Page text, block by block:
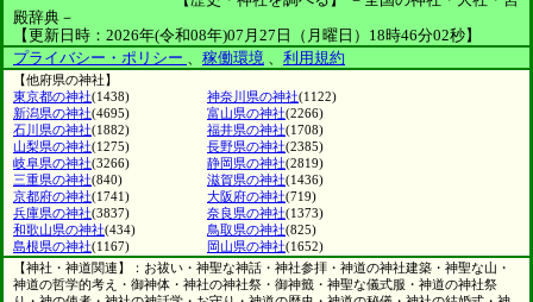
殿辞典－
【更新日時：2026年(令和08年)07月27日（月曜日）18時46分02秒】
プライバシー・ポリシー 、 稼働環境 、 利用規約
【他府県の神社】
東京都の神社(1438) 神奈川県の神社(1122)
新潟県の神社(4695) 富山県の神社(2266)
石川県の神社(1882) 福井県の神社(1708)
山梨県の神社(1275) 長野県の神社(2385)
岐阜県の神社(3266) 静岡県の神社(2819)
三重県の神社(840) 滋賀県の神社(1436)
京都府の神社(1741) 大阪府の神社(719)
兵庫県の神社(3837) 奈良県の神社(1373)
和歌山県の神社(434) 鳥取県の神社(825)
島根県の神社(1167) 岡山県の神社(1652)
【神社・神道関連】：お祓い・神聖な神話・神社参拝・神道の神社建築・神聖な山・
神道の哲学的考え・御神体・神社の神社祭・御神籤・神聖な儀式服・神道の神社祭